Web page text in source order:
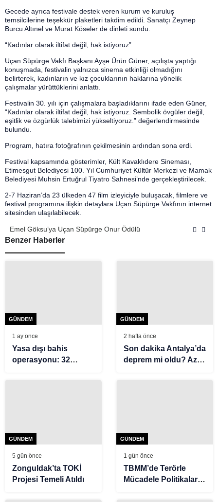
Gecede ayrıca festivale destek veren kurum ve kuruluş
temsilcilerine teşekkür plaketleri takdim edildi. Sanatçı Zeynep
Burcu Altınel ve Murat Köseler de dinleti sundu.
“Kadınlar olarak iltifat değil, hak istiyoruz”
Uçan Süpürge Vakfı Başkanı Ayşe Ürün Güner, açılışta yaptığı
konuşmada, festivalin yalnızca sinema etkinliği olmadığını
belirterek, kadınların ve kız çocuklarının haklarına yönelik
çalışmalar yürüttüklerini anlattı.
Festivalin 30. yılı için çalışmalara başladıklarını ifade eden Güner,
“Kadınlar olarak iltifat değil, hak istiyoruz. Sembolik övgüler değil,
eşitlik ve özgürlük talebimizi yükseltiyoruz.” değerlendirmesinde
bulundu.
Program, hatıra fotoğrafının çekilmesinin ardından sona erdi.
Festival kapsamında gösterimler, Kült Kavaklıdere Sineması,
Etimesgut Belediyesi 100. Yıl Cumhuriyet Kültür Merkezi ve Mamak
Belediyesi Muhsin Ertuğrul Tiyatro Sahnesi’nde gerçekleştirilecek.
2-7 Haziran’da 23 ülkeden 47 film izleyiciyle buluşacak, filmlere ve
festival programına ilişkin detaylara Uçan Süpürge Vakfının internet
sitesinden ulaşılabilecek.
Emel Göksu’ya Uçan Süpürge Onur Ödülü
Benzer Haberler
GÜNDEM
1 ay önce
Yasa dışı bahis
operasyonu: 32
GÜNDEM
2 hafta önce
Son dakika Antalya’da
deprem mi oldu? Az
GÜNDEM
5 gün önce
Zonguldak’ta TOKİ
Projesi Temeli Atıldı
GÜNDEM
1 gün önce
TBMM’de Terörle
Mücadele Politikaları